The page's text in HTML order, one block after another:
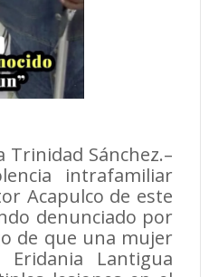
Trinidad Sánchez.–
intrafamiliar
Acapulco de este
denunciado por
de que una mujer
Eridania Lantigua